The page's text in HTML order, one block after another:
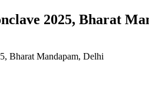
2025, Bharat
Bharat Mandapam, Delhi